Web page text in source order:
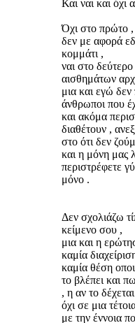
Και ναι και
Όχι στο πρώτο ,
δεν με αφορά
κομμάτι ,
ναι στο
αισθημάτων
μια και εγώ
άνθρωποι που
και ακόμα
διαθέτουν ,
στο ότι δεν
και η μόνη μας
περιστρέφετε
μόνο .
Δεν σχολιάζω
κείμενο σου ,
μια και η
καμία
καμία θέση
το βλέπει και
, η αν το
όχι σε μια
με την έννοια